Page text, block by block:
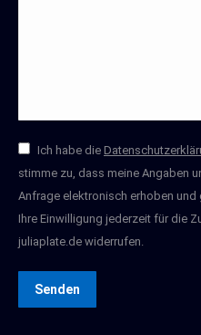
Ich habe die
stimme zu, dass meine Angaben
Anfrage elektronisch erhoben
Ihre Einwilligung jederzeit für die
juliaplate.de widerrufen.
Senden